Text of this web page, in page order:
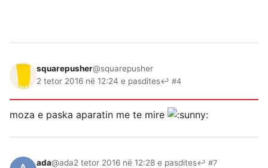
squarepusher@squarepusher
2 tetor 2016 në 12:24 e pasdites↩ #4
moza e paska aparatin me te mire
ada@ada2 tetor 2016 në 12:28 e pasdites↩ #7